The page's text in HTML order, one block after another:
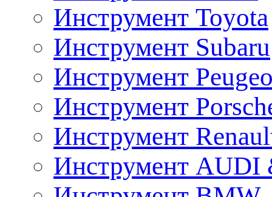
Инструмент Toyota
Инструмент Subaru
Инструмент
Инструмент
Инструмент
Инструмент AUDI